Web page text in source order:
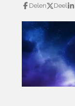
Delen Deel